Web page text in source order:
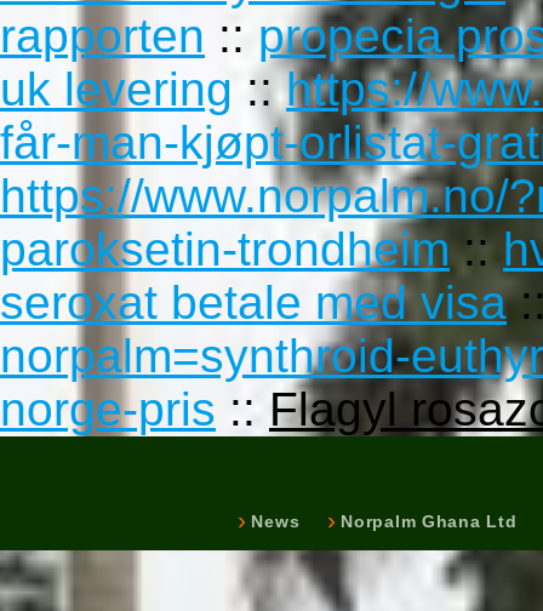
rapporten :: propecia
uk levering ::https://
får-man-kjøpt-orlistat-
https://www.norpalm.no/
paroksetin-trondheim ::
seroxat betale med visa
norpalm=synthroid-
norge-pris :: Flagyl
News Norpalm Ghana Ltd